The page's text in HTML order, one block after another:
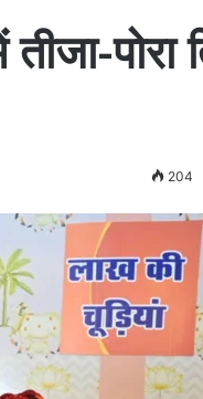
पोरा
204